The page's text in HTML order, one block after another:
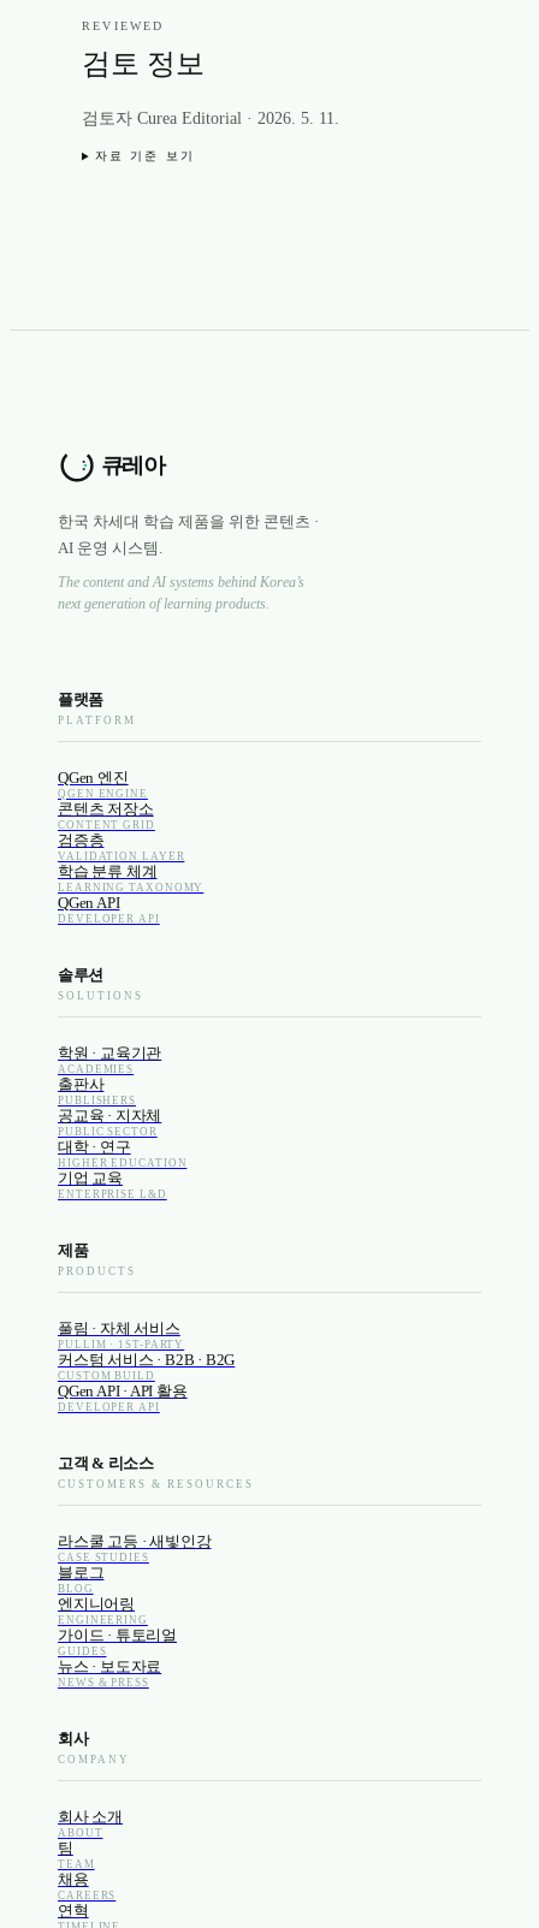
REVIEWED
검토 정보
검토자 Curea Editorial · 2026. 5. 11.
자료 기준 보기
한국 차세대 학습 제품을 위한 콘텐츠 ·
AI 운영 시스템.
The content and AI systems behind Korea’s
next generation of learning products.
플랫폼
PLATFORM
QGen 엔진
QGEN ENGINE
콘텐츠 저장소
CONTENT GRID
검증층
VALIDATION LAYER
학습 분류 체계
LEARNING TAXONOMY
QGen API
DEVELOPER API
솔루션
SOLUTIONS
학원 · 교육기관
ACADEMIES
출판사
PUBLISHERS
공교육 · 지자체
PUBLIC SECTOR
대학 · 연구
HIGHER EDUCATION
기업 교육
ENTERPRISE L&D
제품
PRODUCTS
풀림 · 자체 서비스
PULLIM · 1ST-PARTY
커스텀 서비스 · B2B · B2G
CUSTOM BUILD
QGen API · API 활용
DEVELOPER API
고객 & 리소스
CUSTOMERS & RESOURCES
라스쿨 고등 · 새빛인강
CASE STUDIES
블로그
BLOG
엔지니어링
ENGINEERING
가이드 · 튜토리얼
GUIDES
뉴스 · 보도자료
NEWS & PRESS
회사
COMPANY
회사 소개
ABOUT
팀
TEAM
채용
CAREERS
연혁